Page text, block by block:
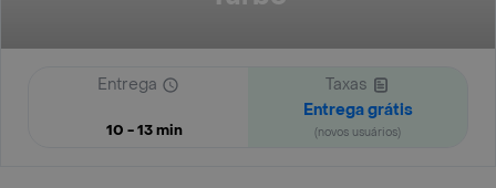
Entrega
10 - 13 min
Taxas
Entrega grátis
(novos usuários)